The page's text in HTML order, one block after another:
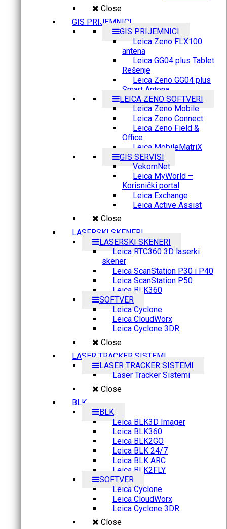
Close
GIS PRIJEMNICI
GIS PRIJEMNICI
Leica Zeno FLX100
antena
Leica GG04 plus Tablet
Rešenje
Leica Zeno GG04 plus
Smart Antena
LEICA ZENO SOFTVERI
Leica Zeno Mobile
Leica Zeno Connect
Leica Zeno Field &
Office
Leica MobileMatriX
GIS SERVISI
VekomNet
Leica MyWorld –
Korisnički portal
Leica Exchange
Leica Active Assist
Close
LASERSKI SKENERI
LASERSKI SKENERI
Leica RTC360 3D laserki
skener
Leica ScanStation P30 i P40
Leica ScanStation P50
Leica BLK360
SOFTVER
Leica Cyclone
Leica CloudWorx
Leica Cyclone 3DR
Close
LASER TRACKER SISTEMI
LASER TRACKER SISTEMI
Laser Tracker Sistemi
Close
BLK
BLK
Leica BLK3D Imager
Leica BLK360
Leica BLK2GO
Leica BLK 24/7
Leica BLK ARC
Leica BLK2FLY
SOFTVER
Leica Cyclone
Leica CloudWorx
Leica Cyclone 3DR
Close